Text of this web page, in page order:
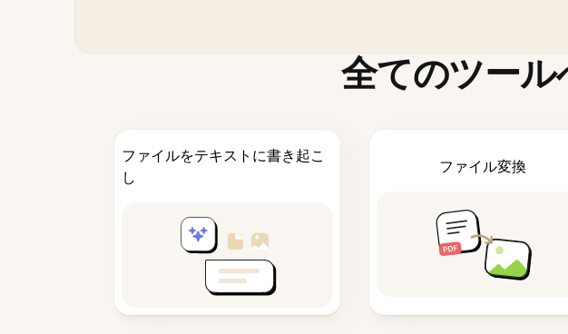
全てのツー
ファイルをテキストに書き起こ
し
ファイル変換